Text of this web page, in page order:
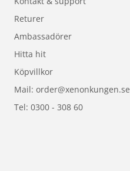
Returer
Ambassadörer
Hitta hit
Köpvillkor
Mail: order@xenonkungen.se
Tel: 0300 - 308 60